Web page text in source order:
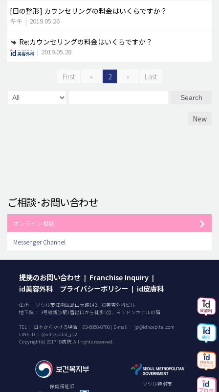
[目の整形] カウンセリングの料金はいくらですか？
キキ | 2019.05.26
Re:カウンセリングの料金はいくらですか？
| 2019.05.28
First « 2 » Last
Search
New
ご相談･お問い合わせ
オンライン相談
Messenger Channel
提携のお問い合わせ | Franchise Inquiry |
id美容外科 プライバシーポリシー | id皮膚科
住所 ： ソウル市江南区島山大路142、ID美容外科ビル
地下鉄 ： 3号線新沙駅1番出口から徒歩5分、ヨンドンホテルの隣
TEL ： 日本からかける場合： 03-6868-8780 | E-mail ： jp@idhospital.com
LINE ID ： @idhospital_jp2
Copyright(c) 2017 ID病院. All rights reserved.
保健福祉部 ソウル特別市